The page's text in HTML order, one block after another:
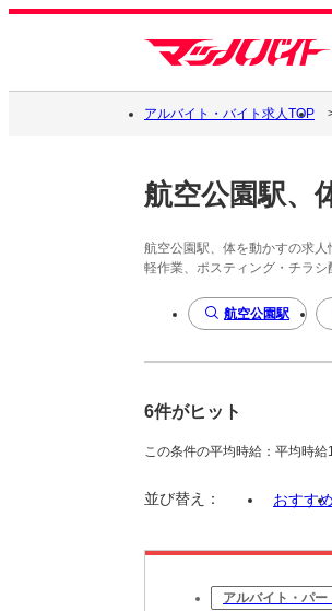
アルバイト・バイト求人TOP
航空公園駅、
航空公園駅、体を動かすの求人
軽作業、ポスティング・チラ
航空公園駅
6件がヒット
この条件の平均時給：平均時給
並び替え： おすすめ
アルバイト・パー